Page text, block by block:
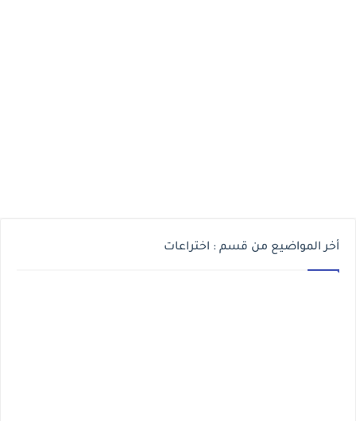
أخر المواضيع من قسم : اختراعات